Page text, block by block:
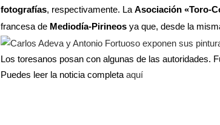
fotografías, respectivamente. La Asociación «Toro-
francesa de Mediodía-Pirineos ya que, desde la
Los toresanos posan con algunas de las autoridades.
Puedes leer la noticia completa aquí